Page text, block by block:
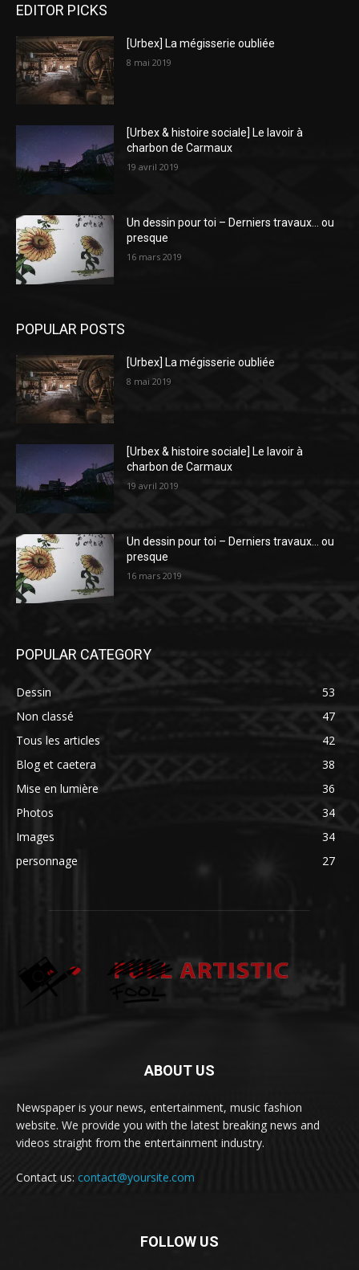
EDITOR PICKS
[Urbex] La mégisserie oubliée
8 mai 2019
[Urbex & histoire sociale] Le lavoir à
charbon de Carmaux
19 avril 2019
Un dessin pour toi – Derniers travaux… ou
presque
16 mars 2019
POPULAR POSTS
[Urbex] La mégisserie oubliée
8 mai 2019
[Urbex & histoire sociale] Le lavoir à
charbon de Carmaux
19 avril 2019
Un dessin pour toi – Derniers travaux… ou
presque
16 mars 2019
POPULAR CATEGORY
Dessin
53
Non classé
47
Tous les articles
42
Blog et caetera
38
Mise en lumière
36
Photos
34
Images
34
personnage
27
ABOUT US
Newspaper is your news, entertainment, music fashion
website. We provide you with the latest breaking news and
videos straight from the entertainment industry.
Contact us: contact@yoursite.com
FOLLOW US